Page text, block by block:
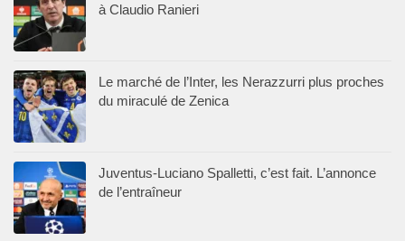
à Claudio Ranieri
Le marché de l’Inter, les Nerazzurri plus proches
du miraculé de Zenica
Juventus-Luciano Spalletti, c’est fait. L’annonce
de l’entraîneur